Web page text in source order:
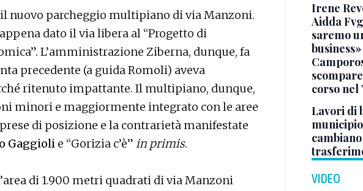
nuovo parcheggio multipiano di via Manzoni.
dato il via libera al “Progetto di
L’amministrazione Ziberna, dunque, fa
precedente (a guida Romoli) aveva
ritenuto impattante. Il multipiano, dunque,
minori e maggiormente integrato con le aree
di posizione e la contrarietà manifestate
Gaggioli e “Gorizia c’è” in primis.
di 1.900 metri quadrati di via Manzoni
Irene
Aidda
saremo
business»
corso nel
Lavori di
VIDEO